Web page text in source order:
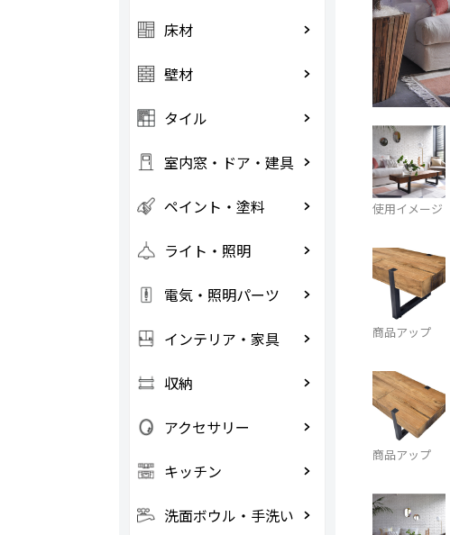
使用イメージ
商品アップ
商品アップ
床材
壁材
タイル
室内窓・ドア・建具
ペイント・塗料
ライト・照明
電気・照明パーツ
インテリア・家具
収納
アクセサリー
キッチン
洗面ボウル・手洗い